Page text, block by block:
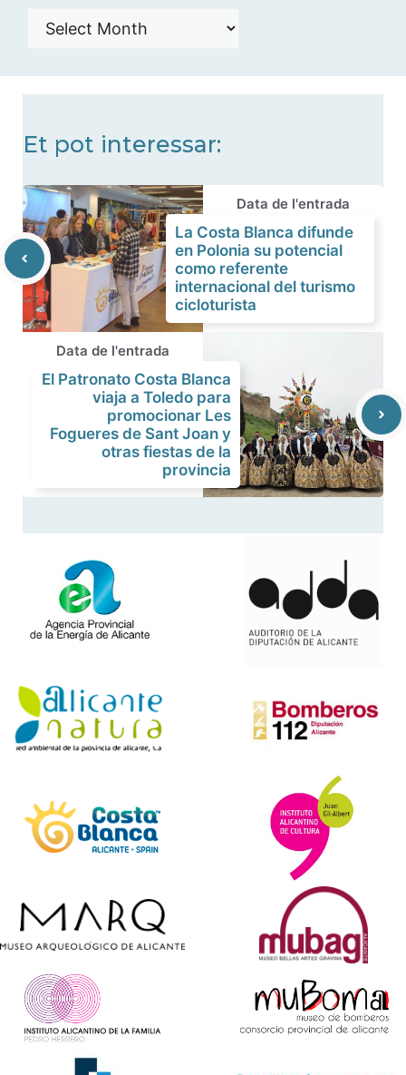
Histórico
Et pot interessar:
Data de l'entrada
La Costa Blanca difunde
en Polonia su potencial
como referente
internacional del turismo
cicloturista
Data de l'entrada
El Patronato Costa Blanca
viaja a Toledo para
promocionar Les
Fogueres de Sant Joan y
otras fiestas de la
provincia